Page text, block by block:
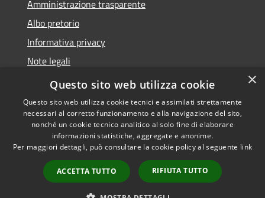
Amministrazione trasparente
Albo pretorio
Informativa privacy
Note legali
Dichiarazione di accessibilità
Accessibilità
Copyright © 2026 • Comune di
Castellana Grotte • Powered
byMunicipium
Accesso
redazione
×
Questo sito web utilizza cookie
Questo sito web utilizza cookie tecnici e assimilati strettamente
necessari al corretto funzionamento e alla navigazione del sito,
nonché un cookie tecnico analitico al solo fine di elaborare
informazioni statistiche, aggregate e anonime.
Per maggiori dettagli, può consultare la cookie policy al seguente link
ACCETTA TUTTO RIFIUTA TUTTO